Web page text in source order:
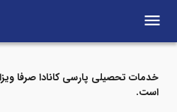
menu
خدمات تحصیلی پارسی کانادا صرفا
است.